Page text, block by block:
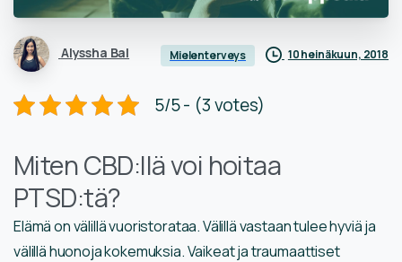
Alyssha Bal Mielenterveys 10 heinäkuun, 2018
5/5 - (3 votes)
Miten CBD:llä voi hoitaa
PTSD:tä?
Elämä on välillä vuoristorataa. Välillä vastaan tulee hyviä ja
välillä huonoja kokemuksia. Vaikeat ja traumaattiset